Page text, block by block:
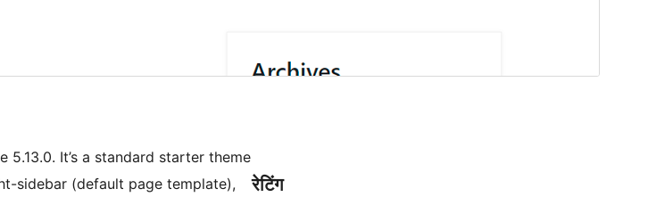
5.13.0. It’s a standard starter theme
sidebar (default page template),
रेटिंग